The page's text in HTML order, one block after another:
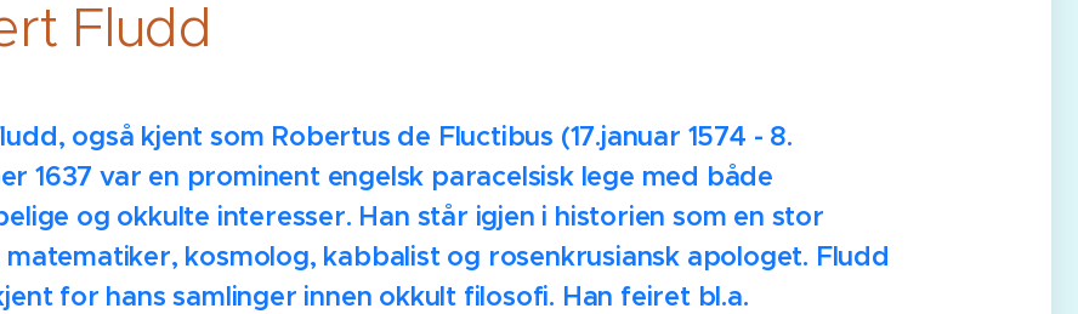
Fludd
også kjent som Robertus de Fluctibus (17.januar 1574 - 8.
1637 var en prominent engelsk paracelsisk lege med både
og okkulte interesser. Han står igjen i historien som en stor
kosmolog, kabbalist og rosenkrusiansk apologet. Fludd
for hans samlinger innen okkult filosofi. Han feiret bl.a.